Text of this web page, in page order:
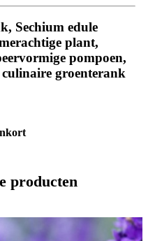
Sechium edule
plant,
pompoen,
groenterank
producten